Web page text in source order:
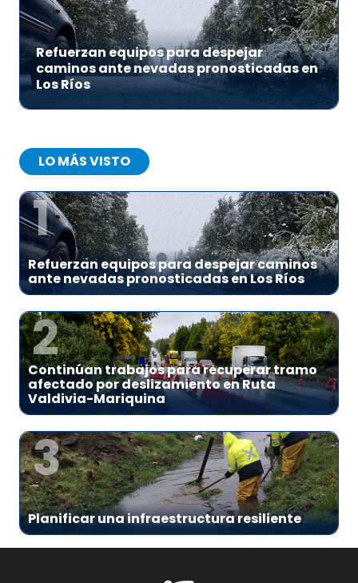
Refuerzan equipos para despejar
caminos ante nevadas pronosticadas en
Los Ríos
LO MÁS VISTO
1
Refuerzan equipos para despejar caminos
ante nevadas pronosticadas en Los Ríos
2
Continúan trabajos para recuperar tramo
afectado por deslizamiento en Ruta
Valdivia-Mariquina
3
Planificar una infraestructura resiliente